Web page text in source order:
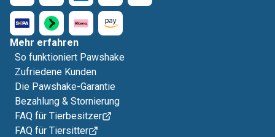
Mehr erfahren
So funktioniert Pawshake
Zufriedene Kunden
Die Pawshake-Garantie
Bezahlung & Stornierung
FAQ für Tierbesitzer
FAQ für Tiersitter